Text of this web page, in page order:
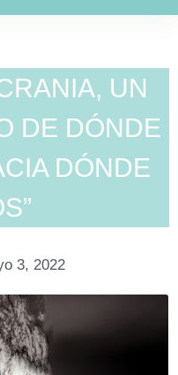
UN
DE DÓNDE
DÓNDE
3, 2022